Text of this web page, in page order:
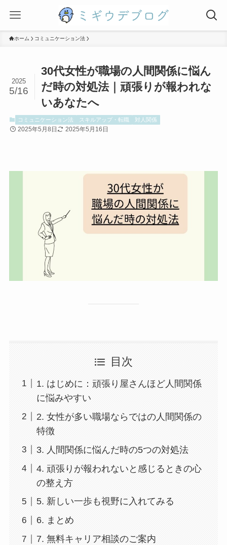
ホーム コミュニケーション法
30代女性が職場の人間関係に悩ん
だ時の対処法｜頑張りが報われな
いあなたへ
2025
5/16
コミュニケーション法 スキルアップ・転職 対人関係
2025年5月8日 2025年5月16日
目次
1. はじめに：頑張り屋さんほど人間関係
に悩みやすい
2. 女性が多い職場ならではの人間関係の
特徴
3. 人間関係に悩んだ時の5つの対処法
4. 頑張りが報われないと感じるときの心
の整え方
5. 新しい一歩も視野に入れてみる
6. まとめ
7. 無料キャリア相談のご案内